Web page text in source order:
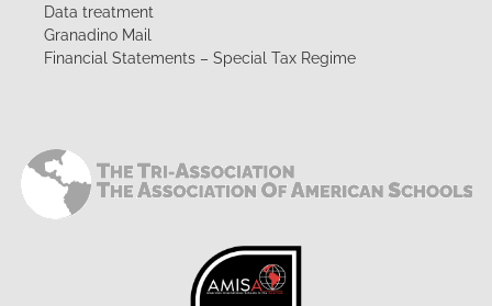
Data treatment
Granadino Mail
Financial Statements – Special Tax Regime